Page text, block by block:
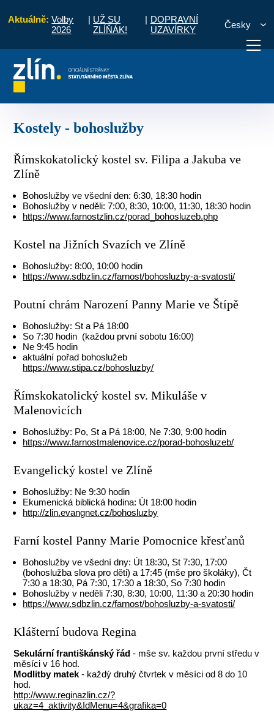
Aktuálně: Volby
2026
| UŽ SU
ZLÍŇÁK!
| DOPRAVNÍ
UZAVÍRKY
Česky
vyřídit Potřebuji zaplatit
Kostely - bohoslužby
Římskokatolický kostel sv. Filipa a Jakuba ve
Zlíně
Bohoslužby ve všední den: 6:30, 18:30 hodin
Bohoslužby v neděli: 7:00, 8:30, 10:00, 11:30, 18:30 hodin
https://www.farnostzlin.cz/porad_bohosluzeb.php
Kostel na Jižních Svazích ve Zlíně
Bohoslužby: 8:00, 10:00 hodin
https://www.sdbzlin.cz/farnost/bohosluzby-a-svatosti/
Poutní chrám Narození Panny Marie ve Štípě
Bohoslužby: St a Pá 18:00
So 7:30 hodin (každou první sobotu 16:00)
Ne 9:45 hodin
aktuální pořad bohoslužeb
https://www.stipa.cz/bohosluzby/
Římskokatolický kostel sv. Mikuláše v
Malenovicích
Bohoslužby: Po, St a Pá 18:00, Ne 7:30, 9:00 hodin
https://www.farnostmalenovice.cz/porad-bohosluzeb/
Evangelický kostel ve Zlíně
Bohoslužby: Ne 9:30 hodin
Ekumenická biblická hodina: Út 18:00 hodin
http://zlin.evangnet.cz/bohosluzby
Farní kostel Panny Marie Pomocnice křesťanů
Bohoslužby ve všední dny: Út 18:30, St 7:30, 17:00
(bohoslužba slova pro děti) a 17:45 (mše pro školáky), Čt
7:30 a 18:30, Pá 7:30, 17:30 a 18:30, So 7:30 hodin
Bohoslužby v neděli 7:30, 8:30, 10:00, 11:30 a 20:30 hodin
https://www.sdbzlin.cz/farnost/bohosluzby-a-svatosti/
Klášterní budova Regina
Sekulární františkánský řád - mše sv. každou první středu v
měsíci v 16 hod.
Modlitby matek - každý druhý čtvrtek v měsíci od 8 do 10
hod.
http://www.reginazlin.cz/?
ukaz=4_aktivity&IdMenu=4&grafika=0